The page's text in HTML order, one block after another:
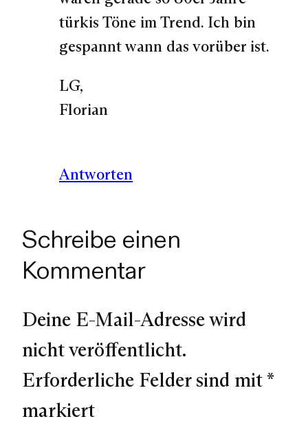
türkis Töne im Trend. Ich bin
gespannt wann das vorüber ist.
LG,
Florian
Antworten
Schreibe einen
Kommentar
Deine E-Mail-Adresse wird
nicht veröffentlicht.
Erforderliche Felder sind mit *
markiert